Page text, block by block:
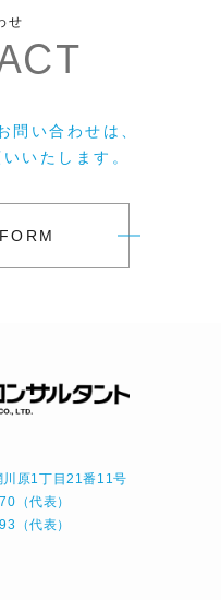
せ
問い合わせは、
いたします。
原1丁目21番11号
（代表）
（代表）